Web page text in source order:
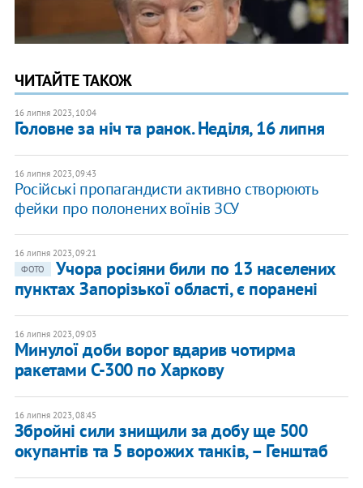
ЧИТАЙТЕ ТАКОЖ
16 липня 2023, 10:04
Головне за ніч та ранок. Неділя, 16 липня
16 липня 2023, 09:43
Російські пропагандисти активно створюють
фейки про полонених воїнів ЗСУ
16 липня 2023, 09:21
ФОТО
Учора росіяни били по 13 населених
пунктах Запорізької області, є поранені
16 липня 2023, 09:03
Минулої доби ворог вдарив чотирма
ракетами С-300 по Харкову
16 липня 2023, 08:45
Збройні сили знищили за добу ще 500
окупантів та 5 ворожих танків, – Генштаб